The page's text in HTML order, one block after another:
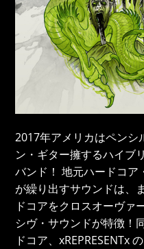
2017年アメリカはペンシ
ン・ギター擁するハイブ
バンド！ 地元ハードコア
が繰り出すサウンドは、
ドコアをクロスオーヴァ
シヴ・サウンドが特徴！
ドコア、xREPRESENTx